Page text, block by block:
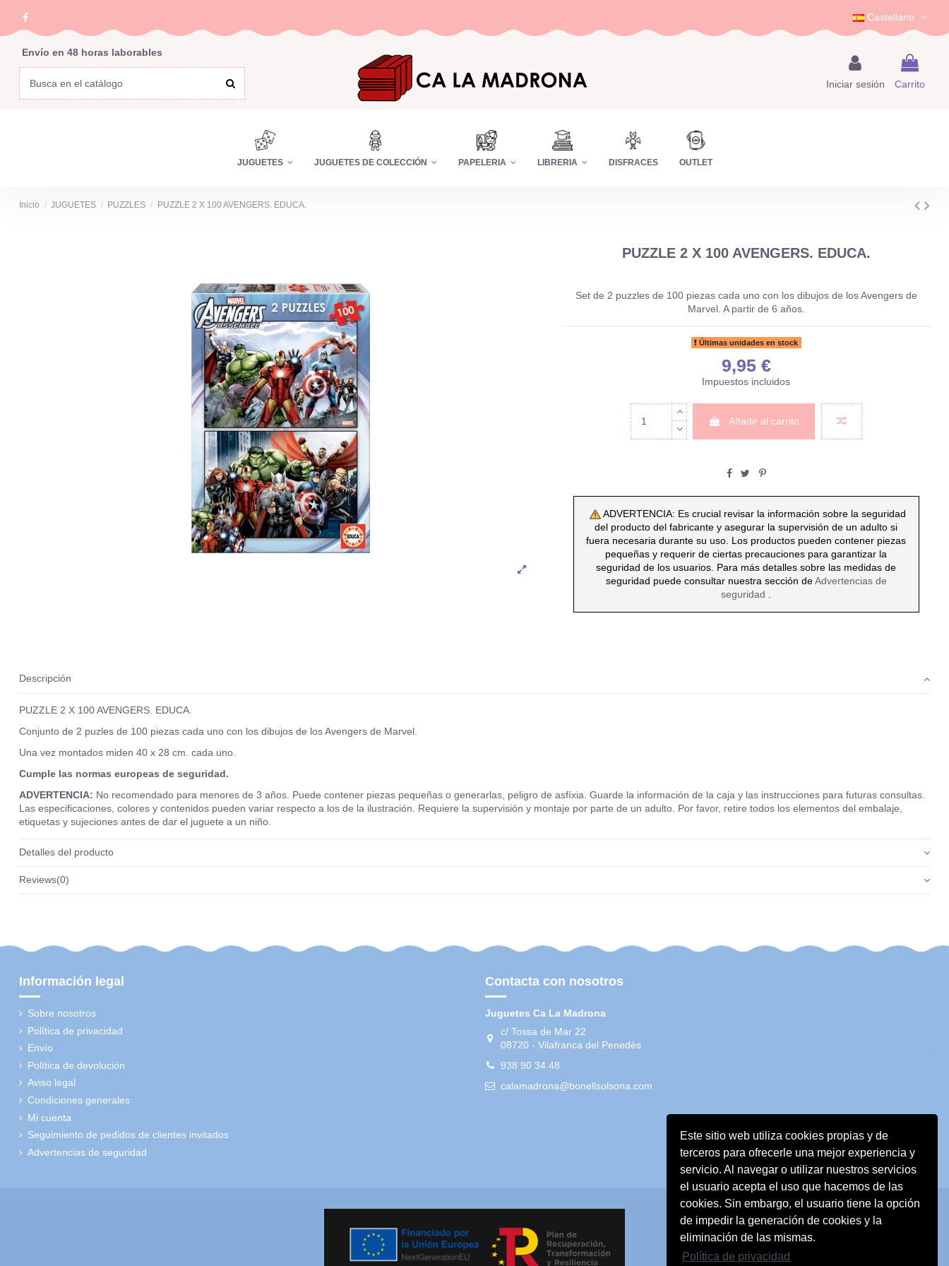
Este sitio web utiliza cookies propias y de
terceros para ofrecerle una mejor experiencia y
servicio. Al navegar o utilizar nuestros servicios
el usuario acepta el uso que hacemos de las
cookies. Sin embargo, el usuario tiene la opción
de impedir la generación de cookies y la
eliminación de las mismas.
Política de privacidad
Castellano
Envío en 48 horas laborables
Iniciar sesión Carrito
JUGUETES JUGUETES DE COLECCIÓN PAPELERIA LIBRERIA DISFRACES OUTLET
Inicio JUGUETES PUZZLES PUZZLE 2 X 100 AVENGERS. EDUCA.
PUZZLE 2 X 100 AVENGERS. EDUCA.
Set de 2 puzzles de 100 piezas cada uno con los dibujos de los Avengers de
Marvel. A partir de 6 años.
Últimas unidades en stock
9,95 €
Impuestos incluidos
Añadir al carrito
ADVERTENCIA: Es crucial revisar la información sobre la seguridad
del producto del fabricante y asegurar la supervisión de un adulto si
fuera necesaria durante su uso. Los productos pueden contener piezas
pequeñas y requerir de ciertas precauciones para garantizar la
seguridad de los usuarios. Para más detalles sobre las medidas de
seguridad puede consultar nuestra sección deAdvertencias de
seguridad
Descripción
PUZZLE 2 X 100 AVENGERS. EDUCA.
Conjunto de 2 puzles de 100 piezas cada uno con los dibujos de los Avengers de Marvel.
Una vez montados miden 40 x 28 cm. cada uno.
Cumple las normas europeas de seguridad.
ADVERTENCIA: No recomendado para menores de 3 años. Puede contener piezas pequeñas o generarlas, peligro de asfíxia. Guarde la información de la caja y las instrucciones para futuras consultas.
Las especificaciones, colores y contenidos pueden variar respecto a los de la ilustración. Requiere la supervisión y montaje por parte de un adulto. Por favor, retire todos los elementos del embalaje,
etiquetas y sujeciones antes de dar el juguete a un niño.
Detalles del producto
Reviews(0)
Información legal
Sobre nosotros
Política de privacidad
Envío
Política de devolución
Aviso legal
Condiciones generales
Mi cuenta
Seguimiento de pedidos de clientes invitados
Advertencias de seguridad
Contacta con nosotros
Juguetes Ca La Madrona
c/ Tossa de Mar 22
08720 - Vilafranca del Penedès
938 90 34 48
calamadrona@bonellsolsona.com